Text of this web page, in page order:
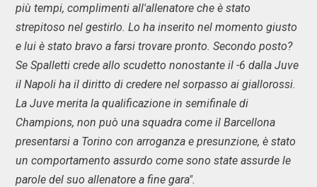
più tempi, complimenti all'allenatore che è stato
strepitoso nel gestirlo. Lo ha inserito nel momento giusto
e lui è stato bravo a farsi trovare pronto. Secondo posto?
Se Spalletti crede allo scudetto nonostante il -6 dalla Juve
il Napoli ha il diritto di credere nel sorpasso ai giallorossi.
La Juve merita la qualificazione in semifinale di
Champions, non può una squadra come il Barcellona
presentarsi a Torino con arroganza e presunzione, è stato
un comportamento assurdo come sono state assurde le
parole del suo allenatore a fine gara".